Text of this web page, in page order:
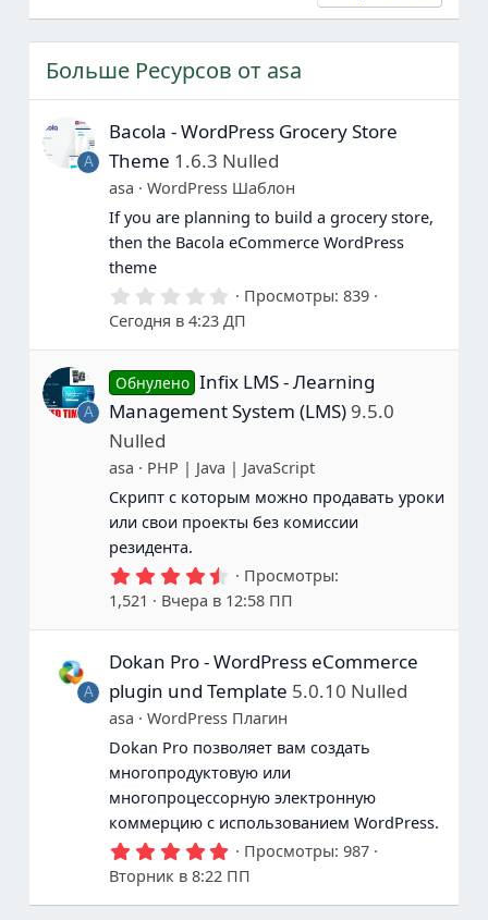
ь
п
р
о
т
и
е
р
ж
а
т
ь
о
л
о
с
о
в
п
р
и
Больше Ресурсов от asa
A
Bacola - WordPress Grocery Store
Theme 1.6.3 Nulled
asa
WordPress Шаблон
If you are planning to build a grocery store,
then the Bacola eCommerce WordPress
theme
0
.
0
0
в
е
з
Просмотры 839
Сегодня в 4:23 ДП
A
Обнулено Infix LMS - Лearning
Management System (LMS) 9.5.0
Nulled
asa
PHP | Java | JavaScript
Скрипт с которым можно продавать уроки
или свои проекты без комиссии
резидента.
4
.
8
6
в
з
д
ы
Просмотры
1,521
Вчера в 12:58 ПП
A
Dokan Pro - WordPress eCommerce
plugin und Template 5.0.10 Nulled
asa
WordPress Плагин
Dokan Pro позволяет вам создать
многопродуктовую или
многопроцессорную электронную
коммерцию с использованием WordPress.
5
.
0
0
Просмотры 987
Вторник в 8:22 ПП